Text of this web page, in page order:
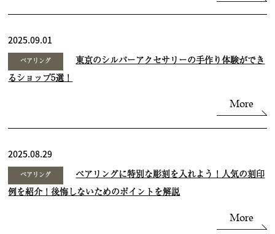
2025.09.01
ペアリング
東京のシルバーアクセサリーの手作り体験ができ
るショップ5選！
More
2025.08.29
ペアリング
ペアリングに特別な彫刻を入れよう！人気の刻印
例を紹介！後悔しないためのポイントを解説
More